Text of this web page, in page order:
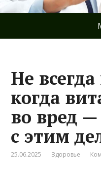
Не
когда
во вред
с этим
25.06.2025 Здоровье